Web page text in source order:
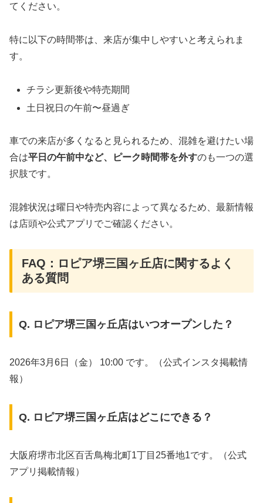
てください。
特に以下の時間帯は、来店が集中しやすいと考えられま
す。
チラシ更新後や特売期間
土日祝日の午前〜昼過ぎ
車での来店が多くなると見られるため、混雑を避けたい場
合は平日の午前中など、ピーク時間帯を外すのも一つの選
択肢です。
混雑状況は曜日や特売内容によって異なるため、最新情報
は店頭や公式アプリでご確認ください。
FAQ：ロピア堺三国ヶ丘店に関するよく
ある質問
Q. ロピア堺三国ヶ丘店はいつオープンした？
2026年3月6日（金） 10:00 です。（公式インスタ掲載情
報）
Q. ロピア堺三国ヶ丘店はどこにできる？
大阪府堺市北区百舌鳥梅北町1丁目25番地1です。（公式
アプリ掲載情報）